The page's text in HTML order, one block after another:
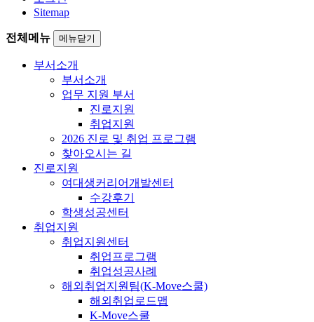
Sitemap
전체메뉴 메뉴닫기
부서소개
부서소개
업무 지원 부서
진로지원
취업지원
2026 진로 및 취업 프로그램
찾아오시는 길
진로지원
여대생커리어개발센터
수강후기
학생성공센터
취업지원
취업지원센터
취업프로그램
취업성공사례
해외취업지원팀(K-Move스쿨)
해외취업로드맵
K-Move스쿨